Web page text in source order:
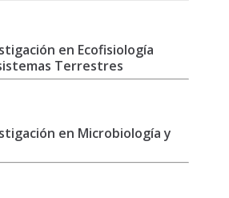
en Ecofisiología
Terrestres
en Microbiología y